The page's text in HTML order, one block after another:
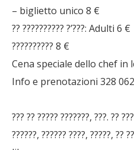
– biglietto unico 8 €
?? ?????????? ?’???: Adulti
?????????? 8 €
Cena speciale dello chef in
Info e prenotazioni 328
??? ?? ????? ???????, ???. ??
??????, ?????? ????, ?????, ??